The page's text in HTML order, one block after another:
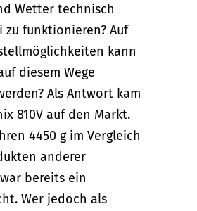
Wetter technisch
zu funktionieren? Auf
kann
diesem Wege
Als Antwort kam
810V auf den Markt.
4450 g im Vergleich
anderer
bereits ein
Wer jedoch als